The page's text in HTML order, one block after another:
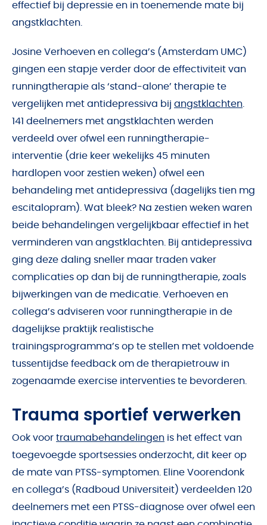
effectief bij depressie en in toenemende mate bij
angstklachten.
Josine Verhoeven en collega’s (Amsterdam UMC)
gingen een stapje verder door de effectiviteit van
runningtherapie als ‘stand-alone’ therapie te
vergelijken met antidepressiva bij angstklachten.
141 deelnemers met angstklachten werden
verdeeld over ofwel een runningtherapie-
interventie (drie keer wekelijks 45 minuten
hardlopen voor zestien weken) ofwel een
behandeling met antidepressiva (dagelijks tien mg
escitalopram). Wat bleek? Na zestien weken waren
beide behandelingen vergelijkbaar effectief in het
verminderen van angstklachten. Bij antidepressiva
ging deze daling sneller maar traden vaker
complicaties op dan bij de runningtherapie, zoals
bijwerkingen van de medicatie. Verhoeven en
collega’s adviseren voor runningtherapie in de
dagelijkse praktijk realistische
trainingsprogramma’s op te stellen met voldoende
tussentijdse feedback om de therapietrouw in
zogenaamde exercise interventies te bevorderen.
Trauma sportief verwerken
Ook voor traumabehandelingen is het effect van
toegevoegde sportsessies onderzocht, dit keer op
de mate van PTSS-symptomen. Eline Voorendonk
en collega’s (Radboud Universiteit) verdeelden 120
deelnemers met een PTSS-diagnose over ofwel een